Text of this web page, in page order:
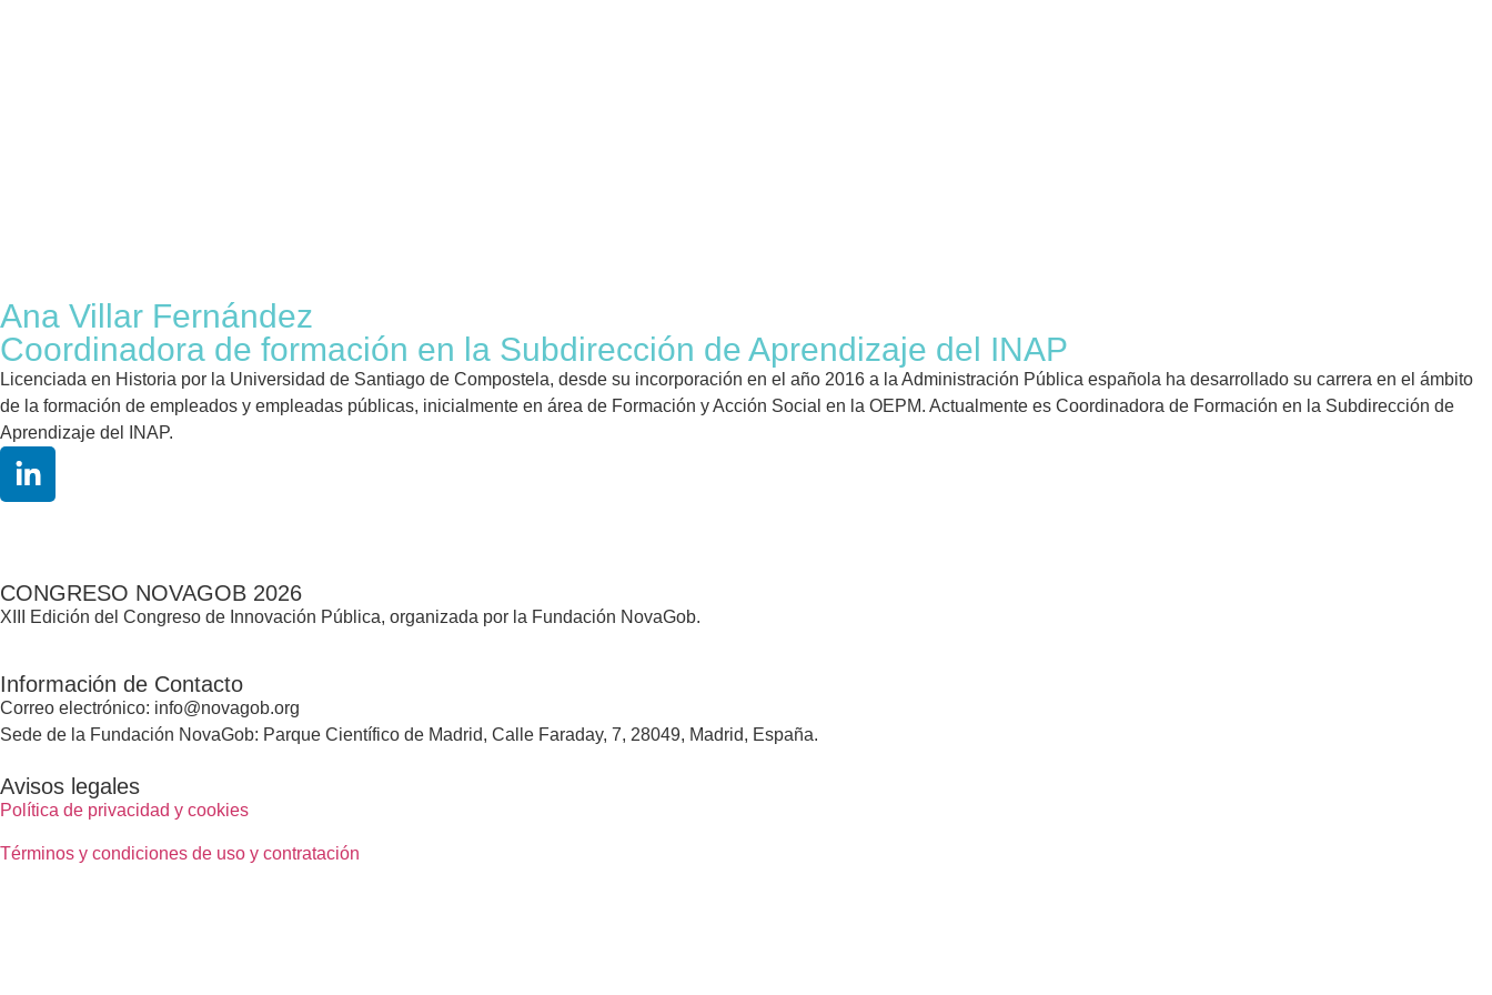
Ana Villar Fernández
Coordinadora de formación en la Subdirección de Aprendizaje del INAP
Licenciada en Historia por la Universidad de Santiago de Compostela, desde su incorporación en el año 2016 a la Administración Pública española ha desarrollado su carrera en el ámbito
de la formación de empleados y empleadas públicas, inicialmente en área de Formación y Acción Social en la OEPM. Actualmente es Coordinadora de Formación en la Subdirección de
Aprendizaje del INAP.
CONGRESO NOVAGOB 2026
XIII Edición del Congreso de Innovación Pública, organizada por la Fundación NovaGob.
Información de Contacto
Correo electrónico: info@novagob.org
Sede de la Fundación NovaGob: Parque Científico de Madrid, Calle Faraday, 7, 28049, Madrid, España.
Avisos legales
Política de privacidad y cookies
Términos y condiciones de uso y contratación